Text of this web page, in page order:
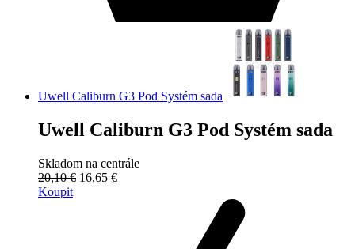
Uwell Caliburn G3 Pod Systém sada
Uwell Caliburn G3 Pod Systém sada
Skladom na centrále
20,10 € 16,65 €
Koupit